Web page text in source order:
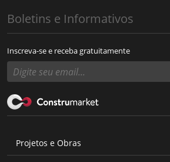
Boletins e Informativos
Inscreva-se e receba gratuitamente
Projetos e Obras